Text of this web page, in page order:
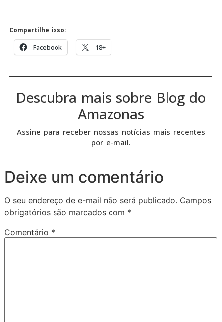
Compartilhe isso:
Facebook 18+
Descubra mais sobre Blog do
Amazonas
Assine para receber nossas notícias mais recentes
por e-mail.
Deixe um comentário
O seu endereço de e-mail não será publicado. Campos
obrigatórios são marcados com *
Comentário *